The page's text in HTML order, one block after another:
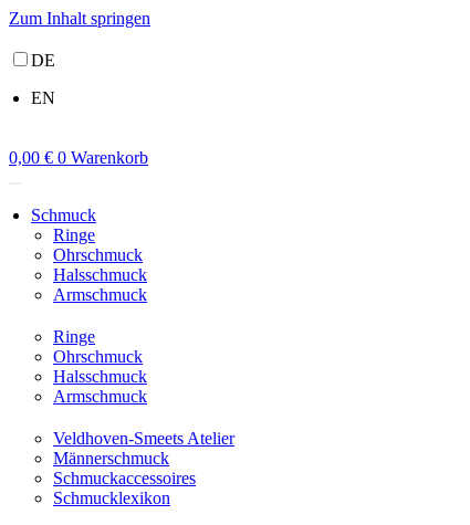
Zum Inhalt springen
DE
EN
0,00 € 0 Warenkorb
Schmuck
Ringe
Ohrschmuck
Halsschmuck
Armschmuck
Ringe
Ohrschmuck
Halsschmuck
Armschmuck
Veldhoven-Smeets Atelier
Männerschmuck
Schmuckaccessoires
Schmucklexikon